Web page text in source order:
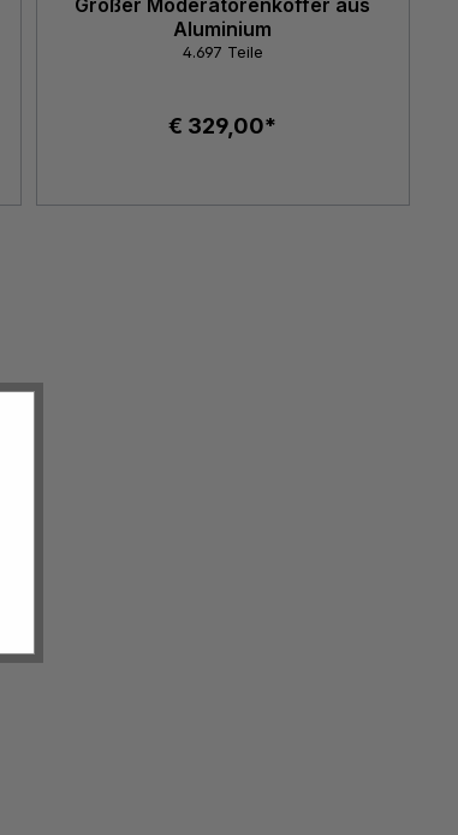
Aluminium
4.697 Teile
€ 329,00*